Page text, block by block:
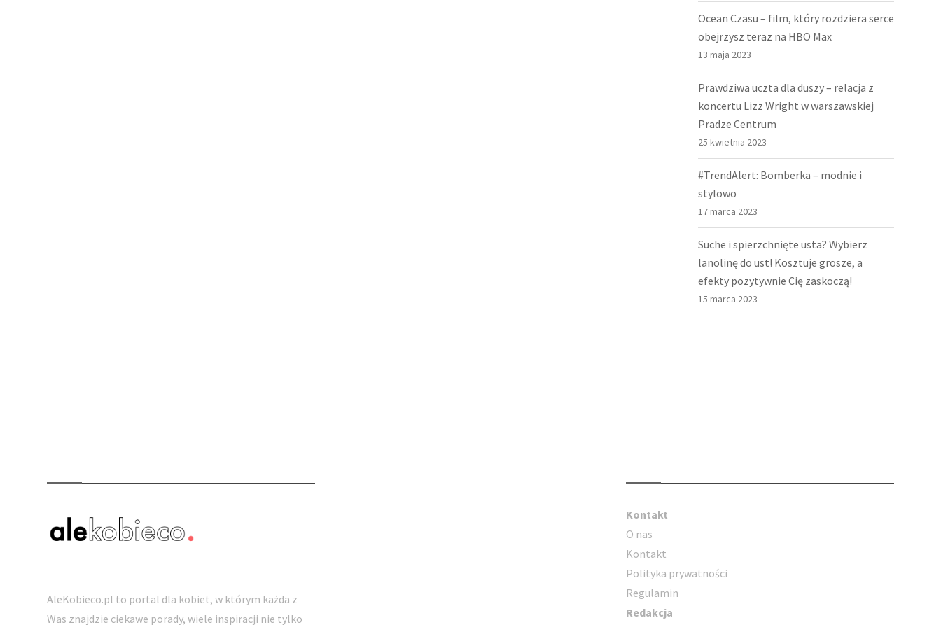
Ocean Czasu – film, który rozdziera serce
obejrzysz teraz na HBO Max
13 maja 2023
Prawdziwa uczta dla duszy – relacja z
koncertu Lizz Wright w warszawskiej
Pradze Centrum
25 kwietnia 2023
#TrendAlert: Bomberka – modnie i
stylowo
17 marca 2023
Suche i spierzchnięte usta? Wybierz
lanolinę do ust! Kosztuje grosze, a
efekty pozytywnie Cię zaskoczą!
15 marca 2023
AleKobieco.pl to portal dla kobiet, w którym każda z
Was znajdzie ciekawe porady, wiele inspiracji nie tylko
Kontakt
O nas
Kontakt
Polityka prywatności
Regulamin
Redakcja